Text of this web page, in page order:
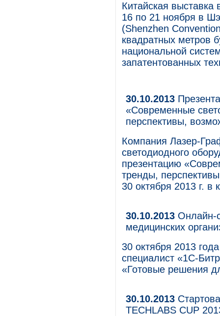
Китайская выставка
16 по 21 ноября в
(Shenzhen
квадратных метров
национальной
запатентованных
30.10.2013
«Современные
перспективы,
Компания Лазер-
светодиодного
презентацию
тренды,
30 октября 2013 г.
30.10.2013 Онлайн-
медицинских
30 октября 2013
специалист «1С-
«Готовые решения
30.10.2013
TECHLABS CUP